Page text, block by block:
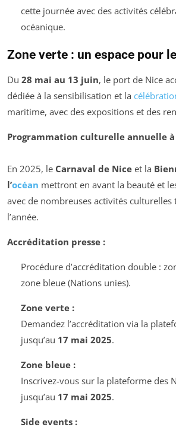
cette journée avec des activités
océanique.
Zone verte : un espace pour
Du 28 mai au 13 juin, le port de Nice
dédiée à la sensibilisation et la
maritime, avec des expositions et des
Programmation culturelle annuelle à
En 2025, le Carnaval de Nice et la
l’océan mettront en avant la beauté et
avec de nombreuses activités culturelles
l’année.
Accréditation presse :
Procédure d’accréditation double :
zone bleue (Nations unies).
Zone verte :
Demandez l’accréditation via la
jusqu’au 17 mai 2025.
Zone bleue :
Inscrivez-vous sur la plateforme des
jusqu’au 17 mai 2025.
Side events :